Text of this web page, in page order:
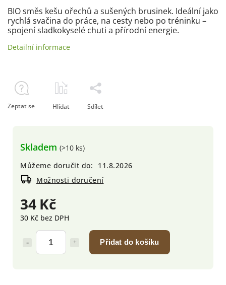
34 Kč
30 Kč bez DPH
Přidat do košíku
Skladem (>10 ks)
Můžeme doručit do:
11.8.2026
Možnosti doručení
BIO směs kešu ořechů a sušených brusinek. Ideální jako
rychlá svačina do práce, na cesty nebo po tréninku –
spojení sladkokyselé chuti a přírodní energie.
Detailní informace
Zeptat se Hlídat Sdílet